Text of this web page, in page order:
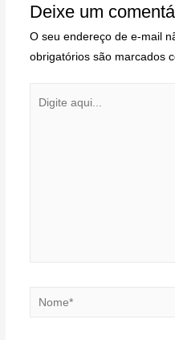
Deixe um
O seu endereço de e-mail
obrigatórios são marcados
aqui...
Nome*